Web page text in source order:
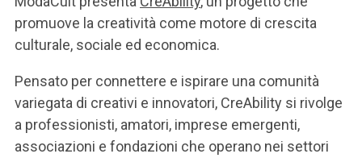
promuove la creatività come motore di crescita
culturale, sociale ed economica.
Pensato per connettere e ispirare una comunità
variegata di creativi e innovatori, CreAbility si rivolge
a professionisti, amatori, imprese emergenti,
associazioni e fondazioni che operano nei settori